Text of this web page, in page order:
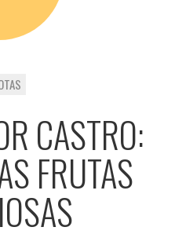
CASTRO:
FRUTAS